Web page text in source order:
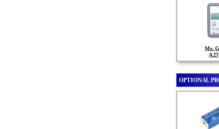
Mr.
OPTIONAL